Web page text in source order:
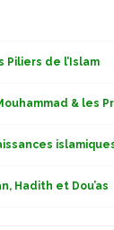
Piliers de l’Islam
& les
Hadith et Dou’as